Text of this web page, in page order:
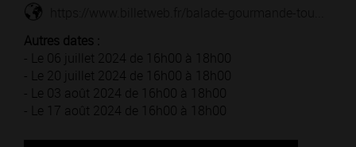
Autres dates :
- Le 06 juillet 2024 de 16h00 à 18h00
- Le 20 juillet 2024 de 16h00 à 18h00
- Le 03 août 2024 de 16h00 à 18h00
- Le 17 août 2024 de 16h00 à 18h00